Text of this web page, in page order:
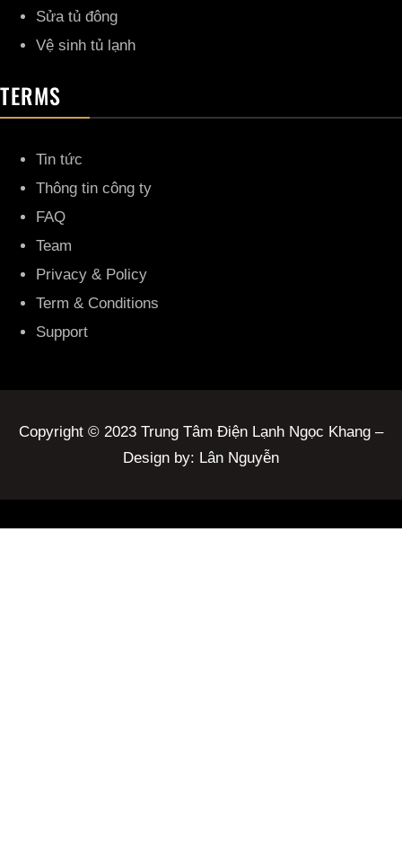
Sửa tủ đông
Vệ sinh tủ lạnh
TERMS
Tin tức
Thông tin công ty
FAQ
Team
Privacy & Policy
Term & Conditions
Support
Copyright © 2023 Trung Tâm Điện Lạnh Ngọc Khang –
Design by: Lân Nguyễn